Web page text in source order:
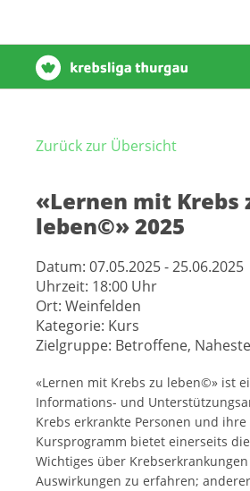
Zurück zur Übersicht
«Lernen mit Krebs
leben©» 2025
Datum: 07.05.2025 - 25.06.2025
Uhrzeit: 18:00 Uhr
Ort: Weinfelden
Kategorie: Kurs
Zielgruppe: Betroffene,
«Lernen mit Krebs zu leben©» ist
Informations- und
Krebs erkrankte Personen und ihre
Kursprogramm bietet einerseits
Wichtiges über
Auswirkungen zu erfahren;